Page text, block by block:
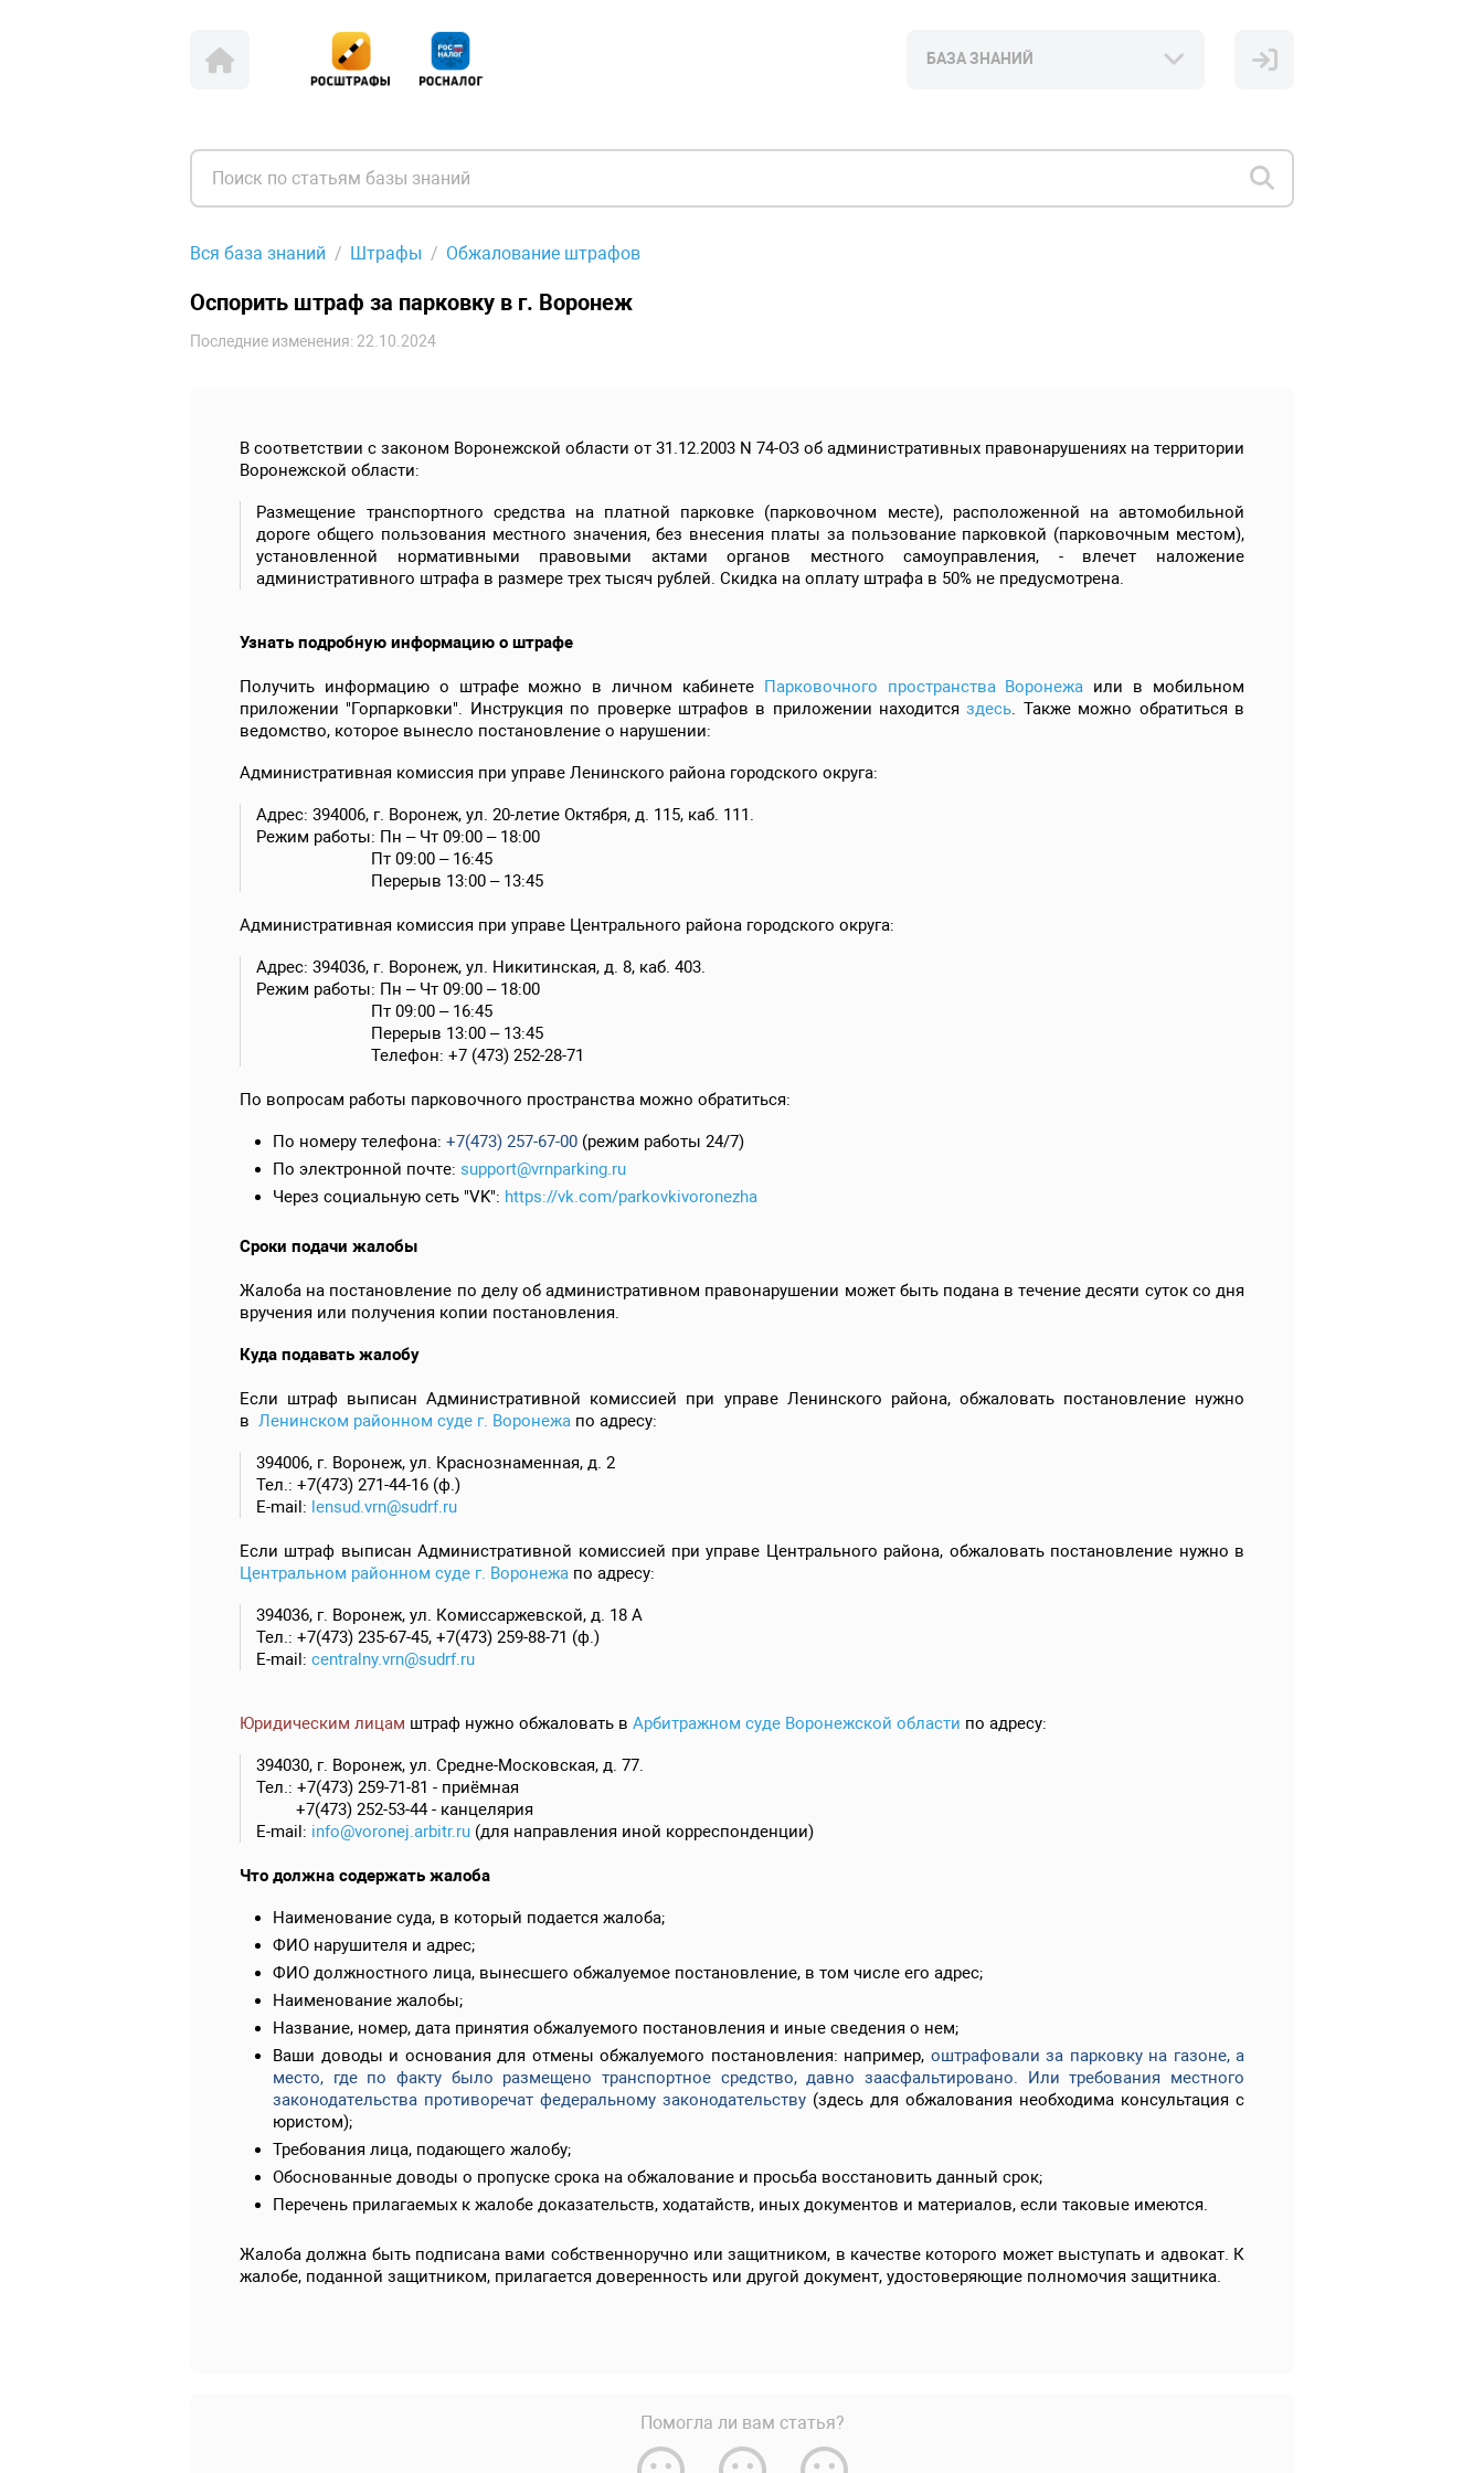
БАЗА ЗНАНИЙ
Вся база знаний Штрафы Обжалование штрафов
Оспорить штраф за парковку в г. Воронеж
Последние изменения: 22.10.2024
В соответствии с законом Воронежской области от 31.12.2003 N 74-ОЗ об административных правонарушениях на территории
Воронежской области:
Размещение транспортного средства на платной парковке (парковочном месте), расположенной на автомобильной
дороге общего пользования местного значения, без внесения платы за пользование парковкой (парковочным местом),
установленной нормативными правовыми актами органов местного самоуправления, - влечет наложение
административного штрафа в размере трех тысяч рублей. Скидка на оплату штрафа в 50% не предусмотрена.
Узнать подробную информацию о штрафе
Получить информацию о штрафе можно в личном кабинете Парковочного пространства Воронежа или в мобильном
приложении "Горпарковки". Инструкция по проверке штрафов в приложении находится здесь. Также можно обратиться в
ведомство, которое вынесло постановление о нарушении:
Административная комиссия при управе Ленинского района городского округа:
Адрес: 394006, г. Воронеж, ул. 20-летие Октября, д. 115, каб. 111.
Режим работы: Пн – Чт 09:00 – 18:00
Пт 09:00 – 16:45
Перерыв 13:00 – 13:45
Административная комиссия при управе Центрального района городского округа:
Адрес: 394036, г. Воронеж, ул. Никитинская, д. 8, каб. 403.
Режим работы: Пн – Чт 09:00 – 18:00
Пт 09:00 – 16:45
Перерыв 13:00 – 13:45
Телефон: +7 (473) 252-28-71
По вопросам работы парковочного пространства можно обратиться:
По номеру телефона: +7(473) 257-67-00 (режим работы 24/7)
По электронной почте: support@vrnparking.ru
Через социальную сеть "VK": https://vk.com/parkovkivoronezha
Сроки подачи жалобы
Жалоба на постановление по делу об административном правонарушении может быть подана в течение десяти суток со дня
вручения или получения копии постановления.
Куда подавать жалобу
Если штраф выписан Административной комиссией при управе Ленинского района, обжаловать постановление нужно
в Ленинском районном суде г. Воронежа по адресу:
394006, г. Воронеж, ул. Краснознаменная, д. 2
Тел.: +7(473) 271-44-16 (ф.)
E-mail: lensud.vrn@sudrf.ru
Если штраф выписан Административной комиссией при управе Центрального района, обжаловать постановление нужно в
Центральном районном суде г. Воронежа по адресу:
394036, г. Воронеж, ул. Комиссаржевской, д. 18 А
Тел.: +7(473) 235-67-45, +7(473) 259-88-71 (ф.)
E-mail:centralny.vrn@sudrf.ru
Юридическим лицам штраф нужно обжаловать в Арбитражном суде Воронежской области по адресу:
394030, г. Воронеж, ул. Средне-Московская, д. 77.
Тел.: +7(473) 259-71-81 - приёмная
+7(473) 252-53-44 - канцелярия
E-mail: info@voronej.arbitr.ru (для направления иной корреспонденции)
Что должна содержать жалоба
Наименование суда, в который подается жалоба;
ФИО нарушителя и адрес;
ФИО должностного лица, вынесшего обжалуемое постановление, в том числе его адрес;
Наименование жалобы;
Название, номер, дата принятия обжалуемого постановления и иные сведения о нем;
Ваши доводы и основания для отмены обжалуемого постановления: например, оштрафовали за парковку на газоне, а
место, где по факту было размещено транспортное средство, давно заасфальтировано. Или требования местного
законодательства противоречат федеральному законодательству (здесь для обжалования необходима консультация с
юристом);
Требования лица, подающего жалобу;
Обоснованные доводы о пропуске срока на обжалование и просьба восстановить данный срок;
Перечень прилагаемых к жалобе доказательств, ходатайств, иных документов и материалов, если таковые имеются.
Жалоба должна быть подписана вами собственноручно или защитником, в качестве которого может выступать и адвокат. К
жалобе, поданной защитником, прилагается доверенность или другой документ, удостоверяющие полномочия защитника.
Помогла ли вам статья?